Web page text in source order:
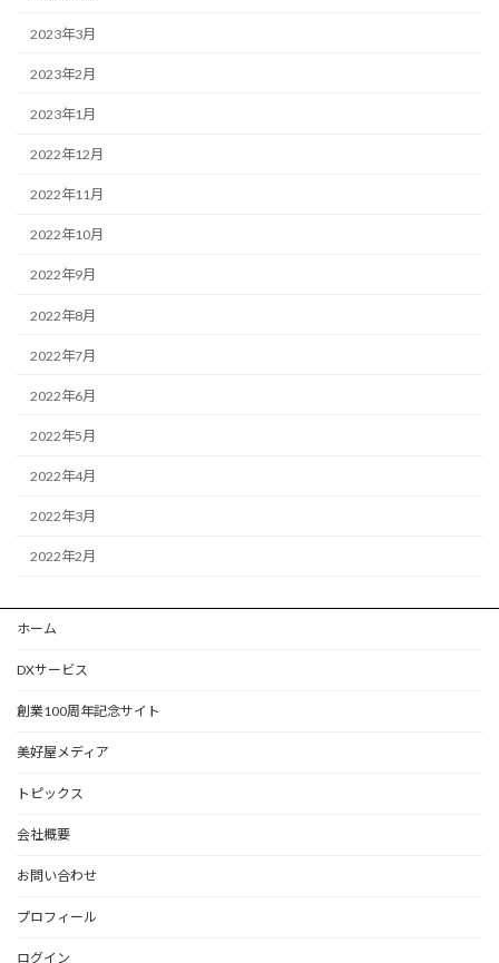
2023年3月
2023年2月
2023年1月
2022年12月
2022年11月
2022年10月
2022年9月
2022年8月
2022年7月
2022年6月
2022年5月
2022年4月
2022年3月
2022年2月
ホーム
DXサービス
創業100周年記念サイト
美好屋メディア
トピックス
会社概要
お問い合わせ
プロフィール
ログイン